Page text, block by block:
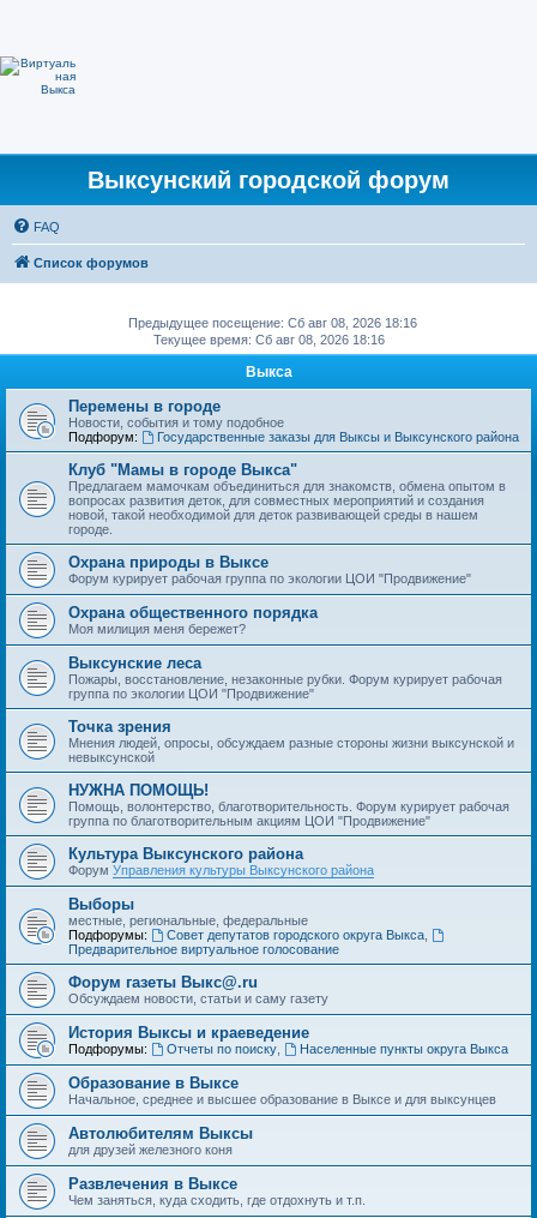
Выксунский городской форум
FAQ
Список форумов
Предыдущее посещение: Сб авг 08, 2026 18:16
Текущее время: Сб авг 08, 2026 18:16
Выкса
Перемены в городе
Новости, события и тому подобное
Подфорум:
Государственные заказы для Выксы и Выксунского района
Клуб "Мамы в городе Выкса"
Предлагаем мамочкам объединиться для знакомств, обмена опытом в
вопросах развития деток, для совместных мероприятий и создания
новой, такой необходимой для деток развивающей среды в нашем
городе.
Охрана природы в Выксе
Форум курирует рабочая группа по экологии ЦОИ "Продвижение"
Охрана общественного порядка
Моя милиция меня бережет?
Выксунские леса
Пожары, восстановление, незаконные рубки. Форум курирует рабочая
группа по экологии ЦОИ "Продвижение"
Точка зрения
Мнения людей, опросы, обсуждаем разные стороны жизни выксунской и
невыксунской
НУЖНА ПОМОЩЬ!
Помощь, волонтерство, благотворительность. Форум курирует рабочая
группа по благотворительным акциям ЦОИ "Продвижение"
Культура Выксунского района
Форум Управления культуры Выксунского района
Выборы
местные, региональные, федеральные
Подфорумы:
Совет депутатов городского округа Выкса,
Предварительное виртуальное голосование
Форум газеты Выкс@.ru
Обсуждаем новости, статьи и саму газету
История Выксы и краеведение
Подфорумы: Отчеты по поиску, Населенные пункты округа Выкса
Образование в Выксе
Начальное, среднее и высшее образование в Выксе и для выксунцев
Автолюбителям Выксы
для друзей железного коня
Развлечения в Выксе
Чем заняться, куда сходить, где отдохнуть и т.п.